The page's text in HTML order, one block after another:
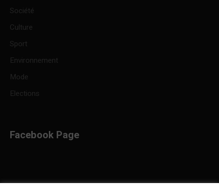
Société
Culture
Sport
Environnement
Mode
Elections
Facebook Page